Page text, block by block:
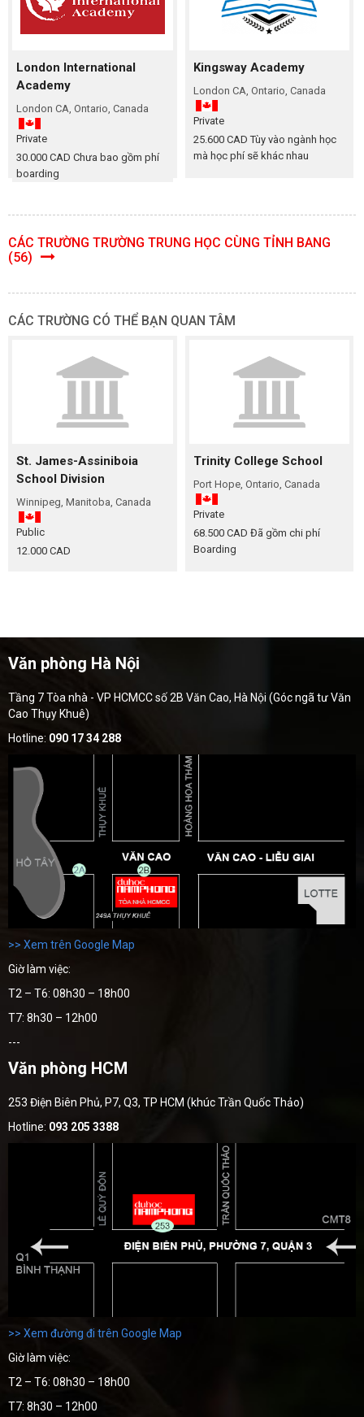
London International
Academy
London CA, Ontario, Canada
Private
30.000 CAD Chưa bao gồm phí
boarding
Kingsway Academy
London CA, Ontario, Canada
Private
25.600 CAD Tùy vào ngành học
mà học phí sẽ khác nhau
CÁC TRƯỜNG TRƯỜNG TRUNG HỌC CÙNG TỈNH BANG
(56)
CÁC TRƯỜNG CÓ THỂ BẠN QUAN TÂM
St. James-Assiniboia
School Division
Winnipeg, Manitoba, Canada
Public
12.000 CAD
Trinity College School
Port Hope, Ontario, Canada
Private
68.500 CAD Đã gồm chi phí
Boarding
Văn phòng Hà Nội
Tầng 7 Tòa nhà - VP HCMCC số 2B Văn Cao, Hà Nội (Góc ngã tư Văn
Cao Thụy Khuê)
Hotline: 090 17 34 288
>> Xem trên Google Map
Giờ làm việc:
T2 – T6: 08h30 – 18h00
T7: 8h30 – 12h00
---
Văn phòng HCM
253 Điện Biên Phủ, P7, Q3, TP HCM (khúc Trần Quốc Thảo)
Hotline: 093 205 3388
>> Xem đường đi trên Google Map
Giờ làm việc:
T2 – T6: 08h30 – 18h00
T7: 8h30 – 12h00